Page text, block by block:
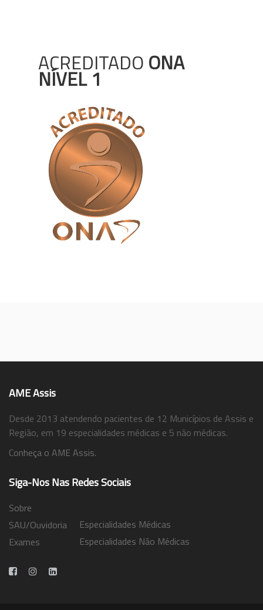
ACREDITADO ONA
NÍVEL 1
AME Assis
Desde 2013 atendendo pacientes de 12 Municípios de Assis e
Região, em 19 especialidades médicas e 5 não médicas.
Conheça o AME Assis.
Siga-Nos Nas Redes Sociais
Sobre
SAU/Ouvidoria
Exames
Especialidades Médicas
Especialidades Não Médicas